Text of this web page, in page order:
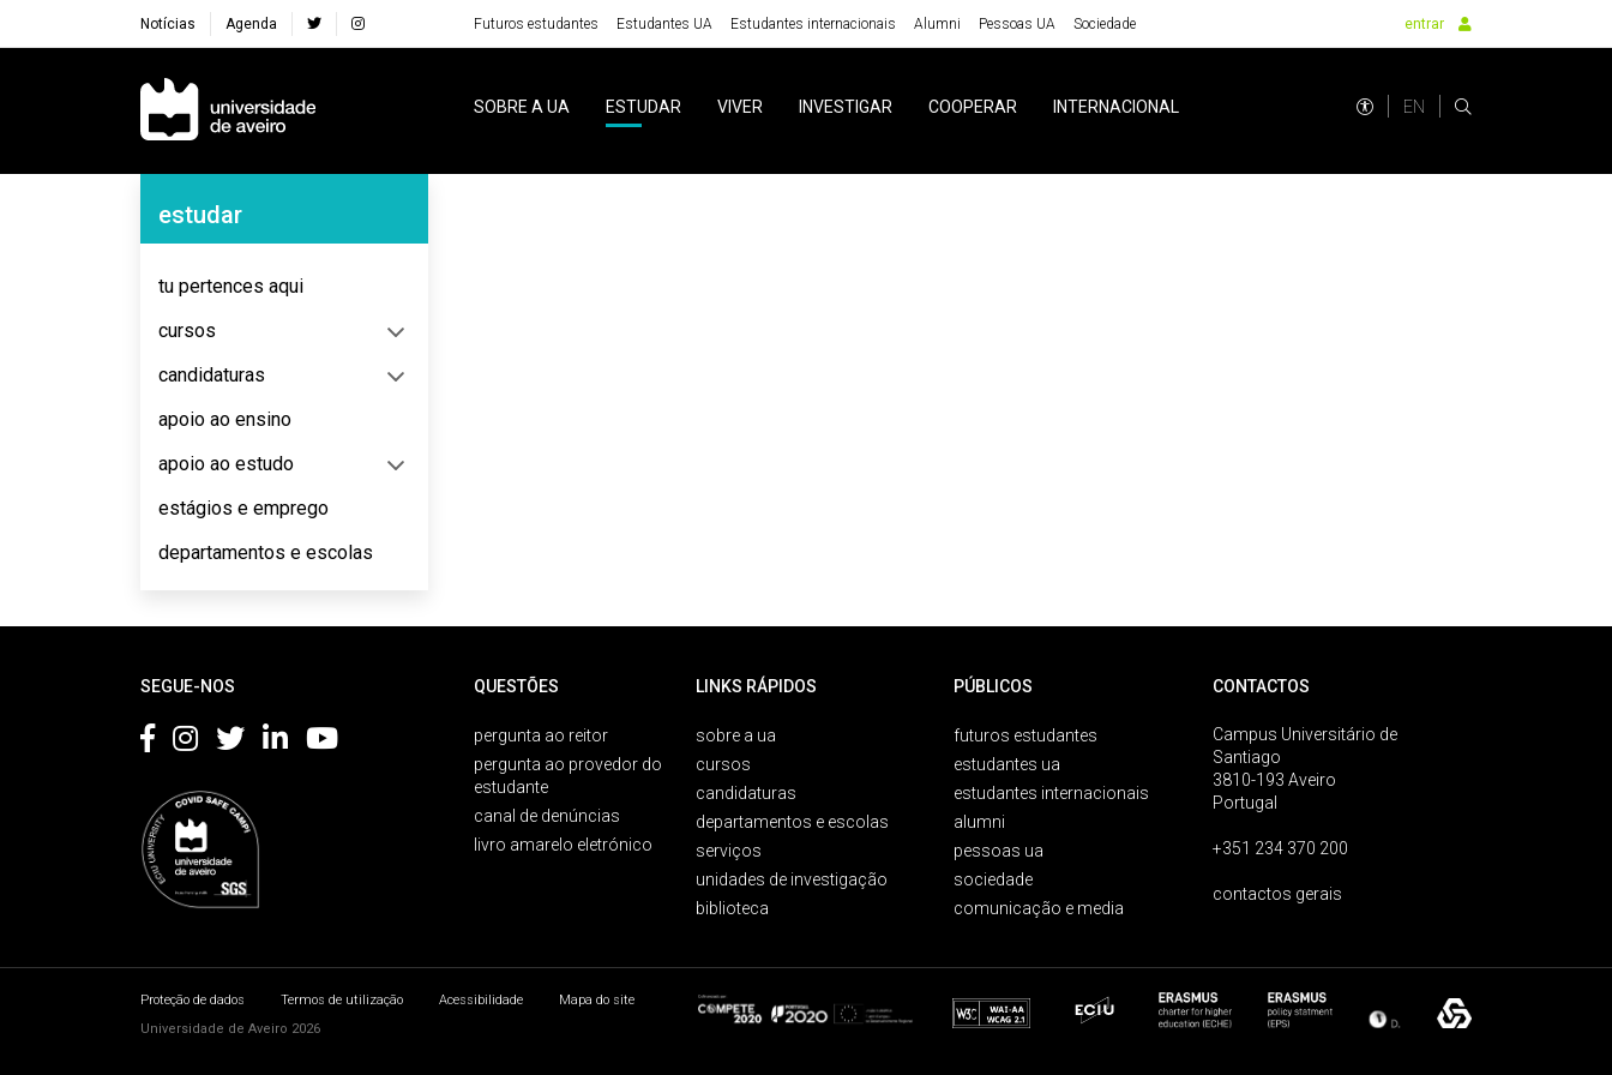
Notícias Agenda Futuros estudantes Estudantes UA Estudantes internacionais Alumni Pessoas UA Sociedade entrar
Navegação Principal
SOBRE A UA ESTUDAR VIVER INVESTIGAR COOPERAR INTERNACIONAL EN
Navegação Lateral
estudar
tu pertences aqui
cursos
candidaturas
apoio ao ensino
apoio ao estudo
estágios e emprego
departamentos e escolas
SEGUE-NOS QUESTÕES
pergunta ao reitor
pergunta ao provedor do
estudante
canal de denúncias
livro amarelo eletrónico
LINKS RÁPIDOS
sobre a ua
cursos
candidaturas
departamentos e escolas
serviços
unidades de investigação
biblioteca
PÚBLICOS
futuros estudantes
estudantes ua
estudantes internacionais
alumni
pessoas ua
sociedade
comunicação e media
CONTACTOS
Campus Universitário de
Santiago
3810-193 Aveiro
Portugal
+351 234 370 200
contactos gerais
Proteção de dados Termos de utilização Acessibilidade
Mapa do site
Universidade de Aveiro 2026